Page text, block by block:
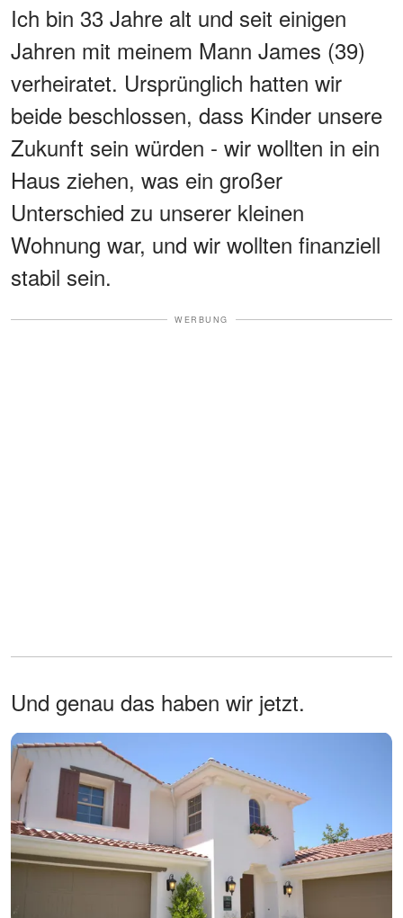
Ich bin 33 Jahre alt und seit einigen
Jahren mit meinem Mann James (39)
verheiratet. Ursprünglich hatten wir
beide beschlossen, dass Kinder unsere
Zukunft sein würden - wir wollten in ein
Haus ziehen, was ein großer
Unterschied zu unserer kleinen
Wohnung war, und wir wollten finanziell
stabil sein.
WERBUNG
Und genau das haben wir jetzt.